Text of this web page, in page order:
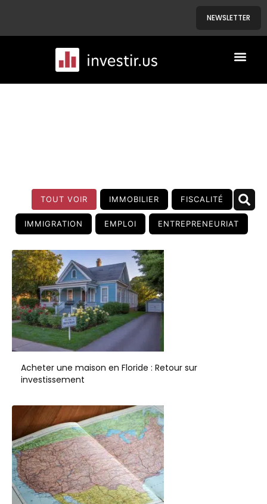
NEWSLETTER
TOUT VOIR IMMOBILIER FISCALITÉ
IMMIGRATION EMPLOI ENTREPRENEURIAT
Acheter une maison en Floride : Retour sur
investissement